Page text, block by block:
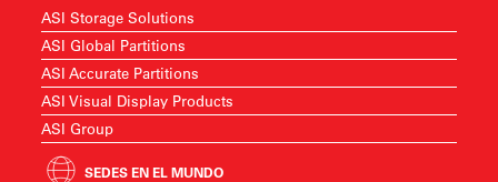
ASI Storage Solutions
ASI Global Partitions
ASI Accurate Partitions
ASI Visual Display Products
ASI Group
SEDES EN EL MUNDO